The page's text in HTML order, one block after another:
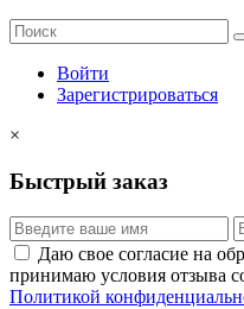
Войти
Зарегистрироваться
×
Быстрый заказ
Даю свое согласие на
принимаю условия отзыва
Политикой